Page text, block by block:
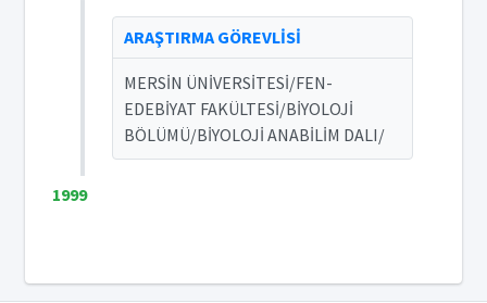
ARAŞTIRMA GÖREVLİSİ
MERSİN ÜNİVERSİTESİ/FEN-
EDEBİYAT FAKÜLTESİ/BİYOLOJİ
BÖLÜMÜ/BİYOLOJİ ANABİLİM DALI/
1999